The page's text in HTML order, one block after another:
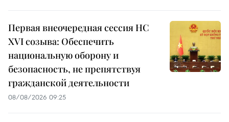
Первая внеочередная сессия НС
XVI созыва: Обеспечить
национальную оборону и
безопасность, не препятствуя
гражданской деятельности
08/08/2026 09:25